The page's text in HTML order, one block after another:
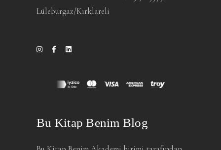
Lüleburgaz/Kırklareli
Bu Kitap Benim Blog